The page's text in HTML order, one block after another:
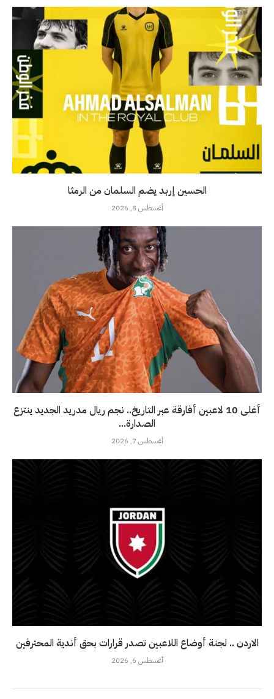
الحسين إربد يضم السلمان من الرمثا
أغسطس 8, 2026
أغلى 10 لاعبين أفارقة عبر التاريخ.. نجم ريال مدريد الجديد ينتزع
الصدارة...
أغسطس 7, 2026
الاردن .. لجنة أوضاع اللاعبين تصدر قرارات بحق أندية المحترفين
أغسطس 6, 2026